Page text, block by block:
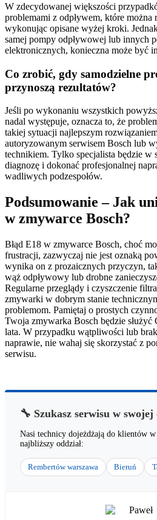
W zdecydowanej większości
problemami z odpływem, które można
wykonując opisane wyżej kroki.
samej pompy odpływowej lub innych
elektronicznych, konieczna może być
Co zrobić, gdy samodzielne
przynoszą rezultatów?
Jeśli po wykonaniu wszystkich
nadal występuje, oznacza to, że
takiej sytuacji najlepszym
autoryzowanym serwisem Bosch lub
technikiem. Tylko specjalista będzie w
diagnozę i dokonać profesjonalnej
wadliwych podzespołów.
Podsumowanie – Jak
w zmywarce Bosch?
Błąd E18 w zmywarce Bosch, choć
frustracji, zazwyczaj nie jest oznaką
wynika on z prozaicznych przyczyn,
wąż odpływowy lub drobne
Regularne przeglądy i czyszczenie
zmywarki w dobrym stanie
problemom. Pamiętaj o prostych
Twoja zmywarka Bosch będzie służyć
lata. W przypadku wątpliwości lub
naprawie, nie wahaj się skorzystać z
serwisu.
🔧 Szukasz serwisu w swojej
Nasi technicy dojeżdżają do klientów w
najbliższy oddział:
Rembertów warszawa Bieruń